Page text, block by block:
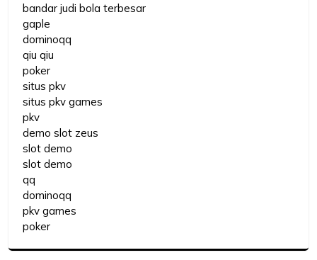
bandar judi bola terbesar
gaple
dominoqq
qiu qiu
poker
situs pkv
situs pkv games
pkv
demo slot zeus
slot demo
slot demo
qq
dominoqq
pkv games
poker